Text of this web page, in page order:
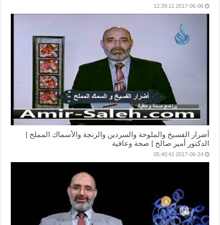
2017-06-06 12:39:11
أضرار الفسيخ والملوحة والسردين والرنجة والأسماك المملح |
الدكتور أمير صالح | صحة وعافية
2017-06-24 05:40:41